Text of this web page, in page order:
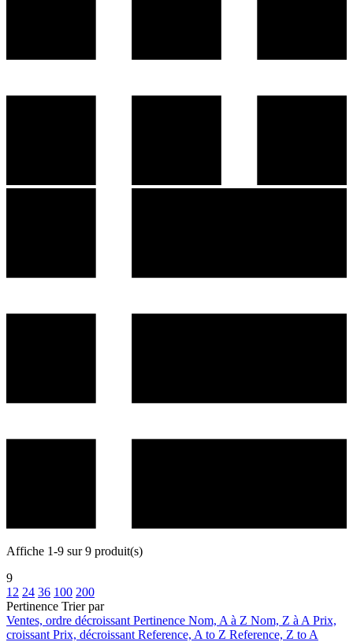
Affiche 1-9 sur 9 produit(s)
9
12 24 36 100 200
Pertinence Trier par
Ventes, ordre décroissant Pertinence Nom, A à Z Nom, Z à A Prix,
croissant Prix, décroissant Reference, A to Z Reference, Z to A